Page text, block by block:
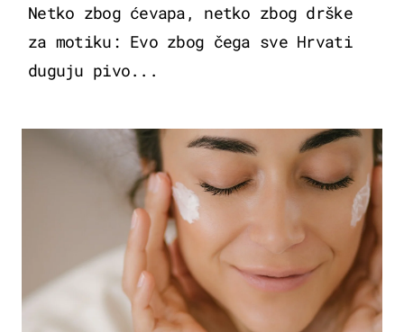
Netko zbog ćevapa, netko zbog drške
za motiku: Evo zbog čega sve Hrvati
duguju pivo...
MODA & LJEPOTA